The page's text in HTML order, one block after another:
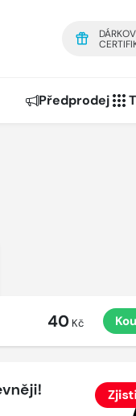
Předprodej
40Kč